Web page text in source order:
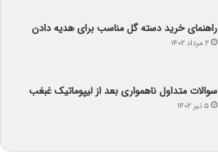
راهنمای خرید دسته گل مناسب برای هدیه دادن
۲ مرداد ۱۴۰۲
سوالات متداول ناهمواری بعد از لیپوماتیک غبغب
۵ تیر ۱۴۰۲